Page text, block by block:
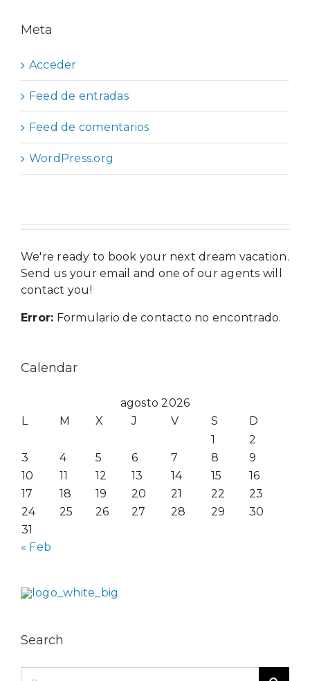
Meta
Acceder
Feed de entradas
Feed de comentarios
WordPress.org
We're ready to book your next dream vacation.
Send us your email and one of our agents will
contact you!
Error: Formulario de contacto no encontrado.
Calendar
agosto 2026
L
M X J V S
D
1
2
3
4 5 6 7 8
9
10
11 12 13 14 15
16
17
18 19 20 21 22
23
24
25 26 27 28 29
30
31
« Feb
Search